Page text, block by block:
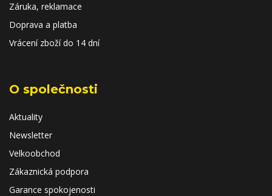
Záruka, reklamace
Doprava a platba
Vrácení zboží do 14 dní
O společnosti
Aktuality
Newsletter
Velkoobchod
Zákaznická podpora
Garance spokojenosti